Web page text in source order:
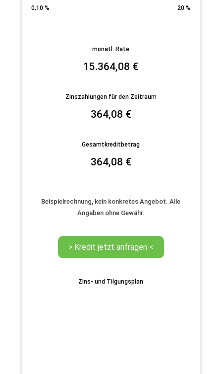
0,10% 20 %
monatl. Rate
15.364,08 €
Zinszahlungen für den Zeitraum
364,08 €
Gesamtkreditbetrag
364,08 €
Beispielrechnung, kein konkretes Angebot. Alle
Angaben ohne Gewähr.
Zins- und Tilgungsplan